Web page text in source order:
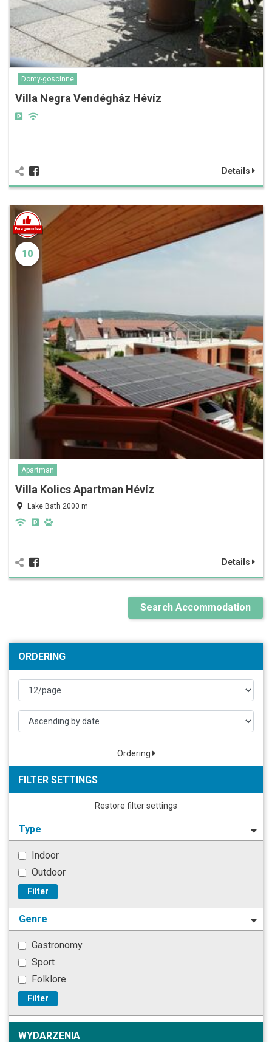
Domy-goscinne
Villa Negra Vendégház Hévíz
Details
10
Apartman
Villa Kolics Apartman Hévíz
Lake Bath 2000 m
Details
Search Accommodation
ORDERING
Ordering
FILTER SETTINGS
Restore filter settings
Type
Indoor
Outdoor
Filter
Genre
Gastronomy
Sport
Folklore
Filter
WYDARZENIA